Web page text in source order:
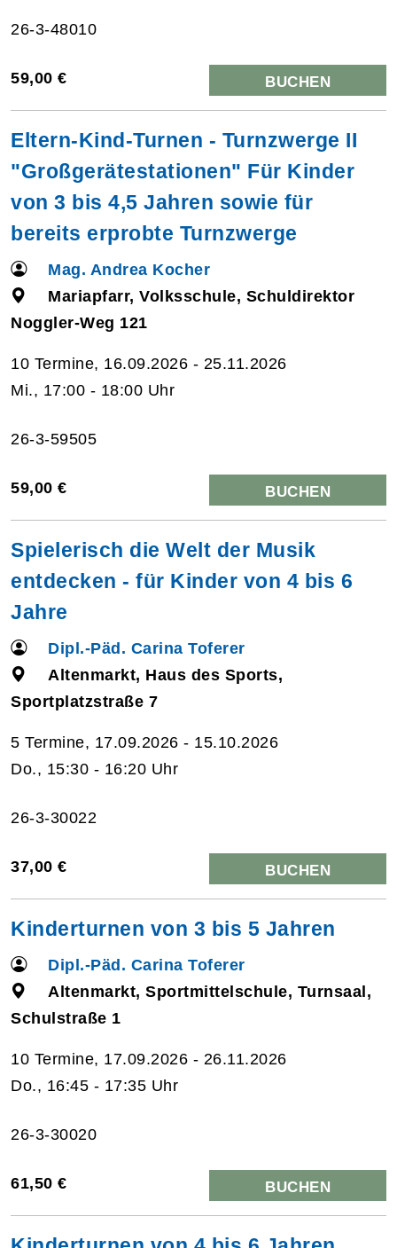
26-3-48010
59,00 € BUCHEN
Eltern-Kind-Turnen - Turnzwerge II
"Großgerätestationen" Für Kinder
von 3 bis 4,5 Jahren sowie für
bereits erprobte Turnzwerge
Mag. Andrea Kocher
Mariapfarr, Volksschule, Schuldirektor
Noggler-Weg 121
10 Termine, 16.09.2026 - 25.11.2026
Mi., 17:00 - 18:00 Uhr
26-3-59505
59,00 € BUCHEN
Spielerisch die Welt der Musik
entdecken - für Kinder von 4 bis 6
Jahre
Dipl.-Päd. Carina Toferer
Altenmarkt, Haus des Sports,
Sportplatzstraße 7
5 Termine, 17.09.2026 - 15.10.2026
Do., 15:30 - 16:20 Uhr
26-3-30022
37,00 € BUCHEN
Kinderturnen von 3 bis 5 Jahren
Dipl.-Päd. Carina Toferer
Altenmarkt, Sportmittelschule, Turnsaal,
Schulstraße 1
10 Termine, 17.09.2026 - 26.11.2026
Do., 16:45 - 17:35 Uhr
26-3-30020
61,50 € BUCHEN